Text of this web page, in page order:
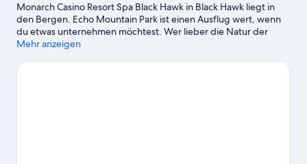
Monarch Casino Resort Spa Black Hawk in Black Hawk liegt in
den Bergen. Echo Mountain Park ist einen Ausflug wert, wenn
du etwas unternehmen möchtest. Wer lieber die Natur der
Region bewundern möchte, sollte Folgendes besuchen: Golden
Hawk und Central City Opera House sind zwei weitere
Mehr anzeigen